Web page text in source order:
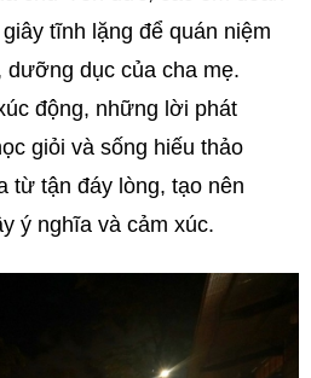
tĩnh lặng để quán niệm
dục của cha mẹ.
động, những lời phát
giỏi và sống hiếu thảo
từ tận đáy lòng, tạo nên
ý nghĩa và cảm xúc.